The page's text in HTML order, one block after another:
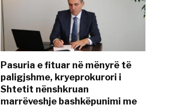
Pasuria e fituar në mënyrë të
paligjshme, kryeprokurori i
Shtetit nënshkruan
marrëveshje bashkëpunimi me